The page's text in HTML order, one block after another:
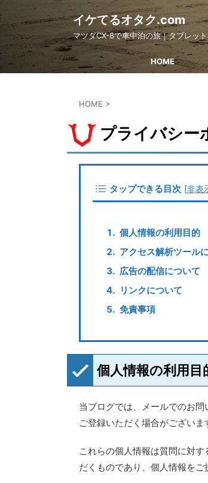
イケてるオタク.com
マツダCX-8で車中泊の旅｜タブレッ
HOME
HOME >
プライバシー
タップできる目次 [非表
個人情報の利用目的
アクセス解析ツール
広告の配信について
リンクについて
免責事項
個人情報の利用目
当ブログでは、メールでのお
ご登録いただく場合がございま
これらの個人情報は質問に対
だくものであり、個人情報をご